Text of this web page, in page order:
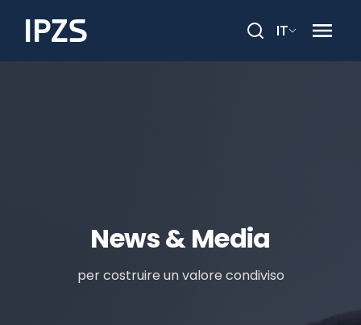
Cerca
IT
News & Media
per costruire un valore condiviso